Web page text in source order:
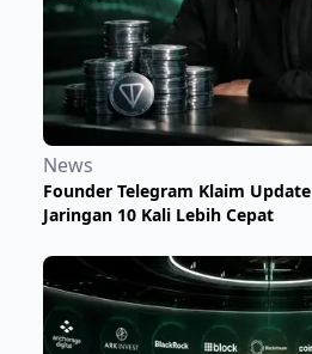
News
Founder Telegram Klaim
Jaringan 10 Kali Lebih Cepat